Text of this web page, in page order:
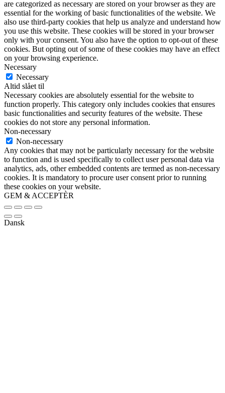
are categorized as necessary are stored on your browser as they are
essential for the working of basic functionalities of the website. We
also use third-party cookies that help us analyze and understand how
you use this website. These cookies will be stored in your browser
only with your consent. You also have the option to opt-out of these
cookies. But opting out of some of these cookies may have an effect
on your browsing experience.
Necessary
Necessary
Altid slået til
Necessary cookies are absolutely essential for the website to
function properly. This category only includes cookies that ensures
basic functionalities and security features of the website. These
cookies do not store any personal information.
Non-necessary
Non-necessary
Any cookies that may not be particularly necessary for the website
to function and is used specifically to collect user personal data via
analytics, ads, other embedded contents are termed as non-necessary
cookies. It is mandatory to procure user consent prior to running
these cookies on your website.
GEM & ACCEPTÈR
Dansk